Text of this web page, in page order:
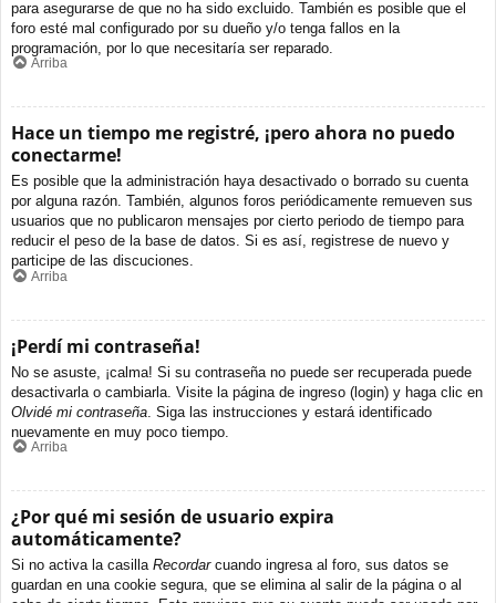
para asegurarse de que no ha sido excluido. También es posible que el
foro esté mal configurado por su dueño y/o tenga fallos en la
programación, por lo que necesitaría ser reparado.
Arriba
Hace un tiempo me registré, ¡pero ahora no puedo
conectarme!
Es posible que la administración haya desactivado o borrado su cuenta
por alguna razón. También, algunos foros periódicamente remueven sus
usuarios que no publicaron mensajes por cierto periodo de tiempo para
reducir el peso de la base de datos. Si es así, registrese de nuevo y
participe de las discuciones.
Arriba
¡Perdí mi contraseña!
No se asuste, ¡calma! Si su contraseña no puede ser recuperada puede
desactivarla o cambiarla. Visite la página de ingreso (login) y haga clic en
Olvidé mi contraseña . Siga las instrucciones y estará identificado
nuevamente en muy poco tiempo.
Arriba
¿Por qué mi sesión de usuario expira
automáticamente?
Si no activa la casilla Recordarcuando ingresa al foro, sus datos se
guardan en una cookie segura, que se elimina al salir de la página o al